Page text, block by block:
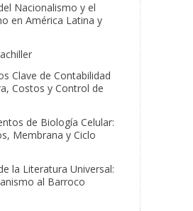
Nacionalismo y el
en América Latina y
Clave de Contabilidad
Costos y Control de
de Biología Celular:
Membrana y Ciclo
la Literatura Universal:
al Barroco